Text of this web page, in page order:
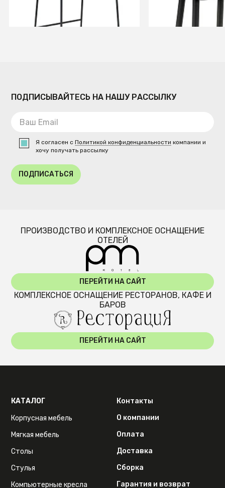
В КОРЗИНУ В
ПОДПИСЫВАЙТЕСЬ НА НАШУ РАССЫЛКУ
Я согласен сПолитикой конфиденциальности компании и
хочу получать рассылку
ПОДПИСАТЬСЯ
ПРОИЗВОДСТВО И КОМПЛЕКСНОЕ ОСНАЩЕНИЕ
ОТЕЛЕЙ
ПЕРЕЙТИ НА САЙТ
КОМПЛЕКСНОЕ ОСНАЩЕНИЕ РЕСТОРАНОВ, КАФЕ И
БАРОВ
ПЕРЕЙТИ НА САЙТ
КАТАЛОГ
Корпусная мебель
Мягкая мебель
Столы
Стулья
Компьютерные кресла
Контакты
О компании
Оплата
Доставка
Сборка
Гарантия и возврат